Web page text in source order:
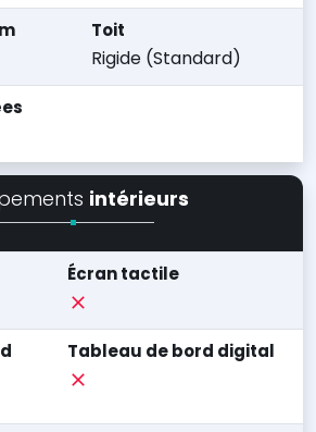
Toit
Rigide (Standard)
intérieurs
Écran tactile
Tableau de bord digital